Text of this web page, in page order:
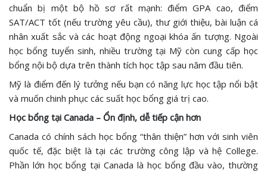
chuẩn bị một bộ hồ sơ rất mạnh: điểm GPA cao, điểm
SAT/ACT tốt (nếu trường yêu cầu), thư giới thiệu, bài luận cá
nhân xuất sắc và các hoạt động ngoại khóa ấn tượng. Ngoài
học bổng tuyển sinh, nhiều trường tại Mỹ còn cung cấp học
bổng nội bộ dựa trên thành tích học tập sau năm đầu tiên.
Mỹ là điểm đến lý tưởng nếu bạn có năng lực học tập nổi bật
và muốn chinh phục các suất học bổng giá trị cao.
Học bổng tại Canada – Ổn định, dễ tiếp cận hơn
Canada có chính sách học bổng “thân thiện” hơn với sinh viên
quốc tế, đặc biệt là tại các trường công lập và hệ College.
Phần lớn học bổng tại Canada là học bổng đầu vào, thường